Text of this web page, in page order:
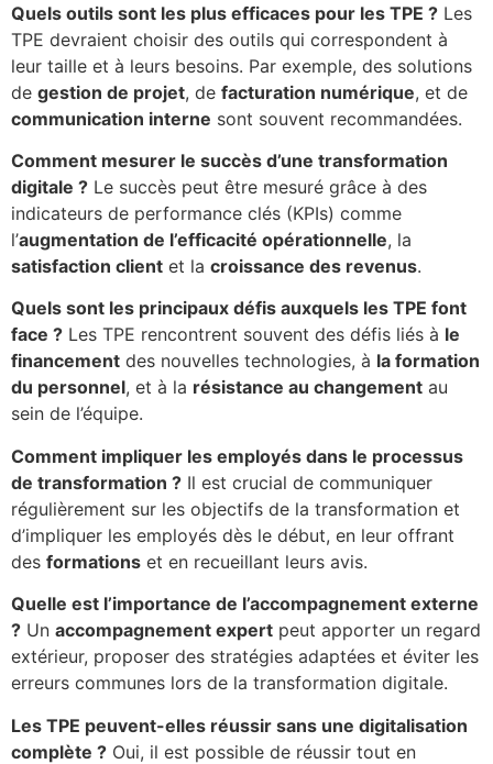
Quels outils sont les plus efficaces pour les TPE ? Les
TPE devraient choisir des outils qui correspondent à
leur taille et à leurs besoins. Par exemple, des solutions
de gestion de projet, de facturation numérique, et de
communication interne sont souvent recommandées.
Comment mesurer le succès d’une transformation
digitale ? Le succès peut être mesuré grâce à des
indicateurs de performance clés (KPIs) comme
l’augmentation de l’efficacité opérationnelle, la
satisfaction client et la croissance des revenus.
Quels sont les principaux défis auxquels les TPE font
face ? Les TPE rencontrent souvent des défis liés à le
financement des nouvelles technologies, à la formation
du personnel, et à la résistance au changement au
sein de l’équipe.
Comment impliquer les employés dans le processus
de transformation ? Il est crucial de communiquer
régulièrement sur les objectifs de la transformation et
d’impliquer les employés dès le début, en leur offrant
des formations et en recueillant leurs avis.
Quelle est l’importance de l’accompagnement externe
? Un accompagnement expert peut apporter un regard
extérieur, proposer des stratégies adaptées et éviter les
erreurs communes lors de la transformation digitale.
Les TPE peuvent-elles réussir sans une digitalisation
complète ? Oui, il est possible de réussir tout en